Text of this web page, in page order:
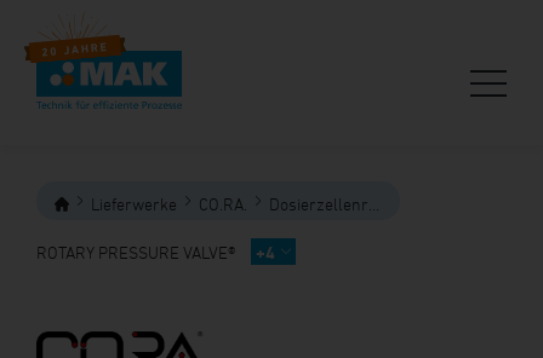
Lieferwerke CO.RA.
ROTARY PRESSURE VALVE® +4